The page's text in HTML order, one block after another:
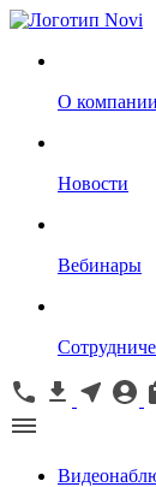
О компании
Новости
Вебинары